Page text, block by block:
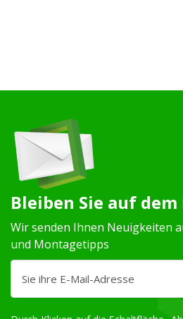
Bleiben Sie auf
Wir senden Ihnen Neuigkeiten
und Montagetipps